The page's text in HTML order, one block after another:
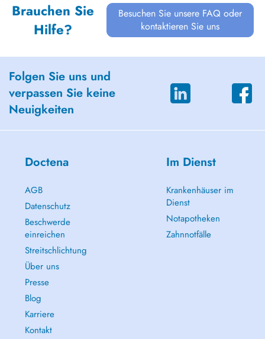
Brauchen Sie
Hilfe?
Besuchen Sie unsere FAQ oder
kontaktieren Sie uns
Folgen Sie uns und
verpassen Sie keine
Neuigkeiten
Doctena
AGB
Datenschutz
Beschwerde
einreichen
Streitschlichtung
Über uns
Presse
Blog
Karriere
Kontakt
Im Dienst
Krankenhäuser im
Dienst
Notapotheken
Zahnnotfälle